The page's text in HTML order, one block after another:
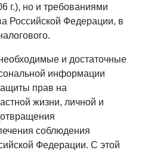
г.), но и требованиями
Российской Федерации, в
и достаточные
информации
прав на
жизни, личной и
соблюдения
Федерации. С этой